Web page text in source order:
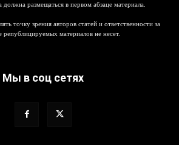
должна размещаться в первом абзаце материала.
точку зрения авторов статей и ответственности за
републицируемых материалов не несет.
Мы в соц сетях